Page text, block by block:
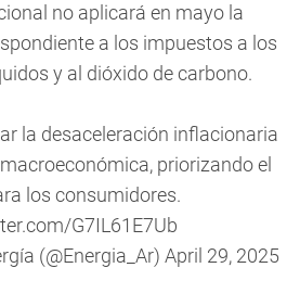
no aplicará en mayo la
a los impuestos a los
y al dióxido de carbono.
la desaceleración inflacionaria
priorizando el
los consumidores.
G7IL61E7Ub
(@Energia_Ar) April 29, 2025